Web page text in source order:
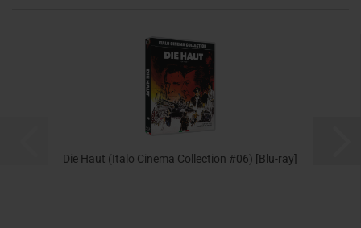
Die Haut (Italo Cinema Collection #06) [Blu-ray]